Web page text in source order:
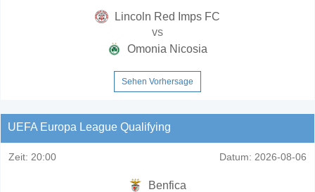
Lincoln Red Imps FC
vs
Omonia Nicosia
Sehen Vorhersage
UEFA Europa League Qualifying
Zeit: 20:00 Datum: 2026-08-06
Benfica